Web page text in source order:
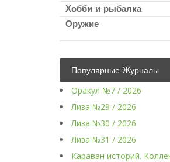
Хобби и рыбалка
Оружие
Популярные Журналы
Оракул №7 / 2026
Лиза №29 / 2026
Лиза №30 / 2026
Лиза №31 / 2026
Караван историй.